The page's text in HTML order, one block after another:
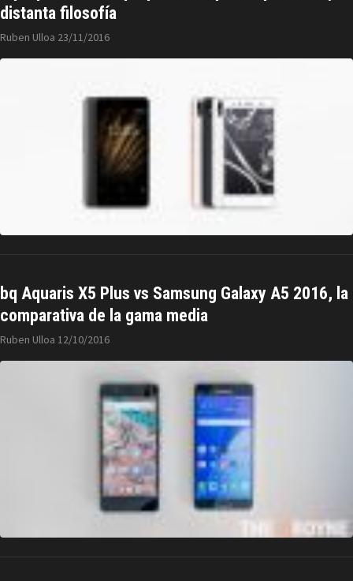
distanta filosofía
Ruben Ulloa 23/11/2016
bq Aquaris X5 Plus vs Samsung Galaxy A5 2016, la
comparativa de la gama media
Ruben Ulloa 12/10/2016